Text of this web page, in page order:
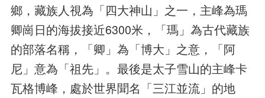
鄉，藏族人視為「四大神山」之一，主峰為瑪
卿崗日的海拔接近6300米，「瑪」為古代藏族
的部落名稱，「卿」為「博大」之意，「阿
尼」意為「祖先」。最後是太子雪山的主峰卡
瓦格博峰，處於世界聞名「三江並流」的地